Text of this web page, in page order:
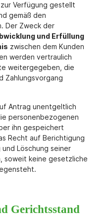
Verfügung gestellt
gemäß den
Der Zweck der
und Erfüllung
zwischen dem Kunden
werden vertraulich
weitergegeben, die
Zahlungsvorgang
Antrag unentgeltlich
personenbezogenen
ihn gespeichert
Recht auf Berichtigung
Löschung seiner
soweit keine gesetzliche
Gerichtsstand